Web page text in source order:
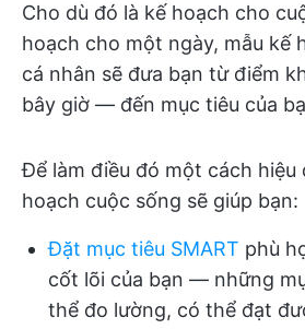
Cho dù đó là kế hoạch cho
hoạch cho một ngày, mẫu kế
cá nhân sẽ đưa bạn từ điểm
bây giờ — đến mục tiêu của
Để làm điều đó một cách hiệu
hoạch cuộc sống sẽ giúp bạn:
Đặt mục tiêu SMART phù
cốt lõi của bạn — những
thể đo lường, có thể đạt